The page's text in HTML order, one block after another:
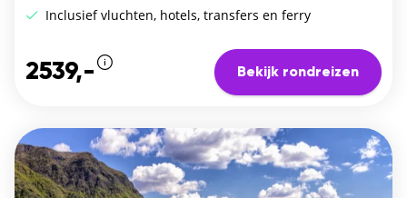
Inclusief vluchten, hotels, transfers en ferry
2539,- Bekijk rondreizen